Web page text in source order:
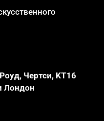
Чертси, KT16
Лондон